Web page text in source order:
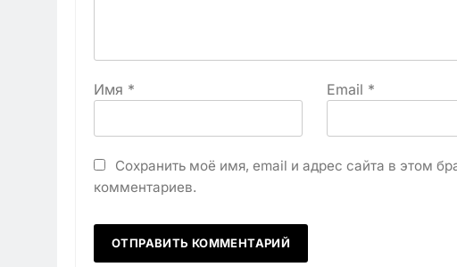
Имя * Email *
Сохранить моё имя, email и адрес сайта в этом
комментариев.